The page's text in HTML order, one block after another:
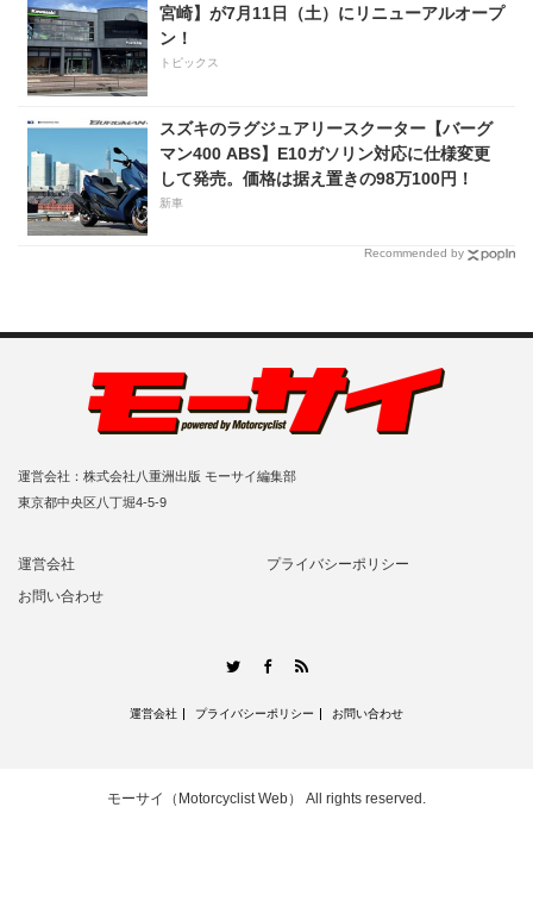
宮崎】が7月11日（土）にリニューアルオープ
ン！
トピックス
スズキのラグジュアリースクーター【バーグ
マン400 ABS】E10ガソリン対応に仕様変更
して発売。価格は据え置きの98万100円！
新車
Recommended by
運営会社：株式会社八重洲出版 モーサイ編集部
東京都中央区八丁堀4-5-9
運営会社
プライバシーポリシー
お問い合わせ
TwitterFacebook
運営会社 プライバシーポリシー お問い合わせ
モーサイ（Motorcyclist Web） All rights reserved.